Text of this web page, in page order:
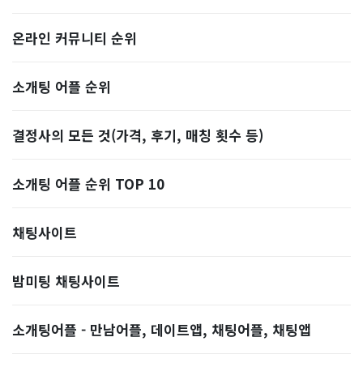
온라인 커뮤니티 순위
소개팅 어플 순위
결정사의 모든 것(가격, 후기, 매칭 횟수 등)
소개팅 어플 순위 TOP 10
​채팅사이트
밤미팅 채팅사이트
소개팅어플 - 만남어플, 데이트앱, 채팅어플, 채팅앱